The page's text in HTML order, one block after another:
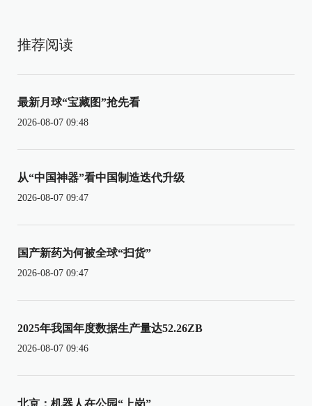
推荐阅读
最新月球“宝藏图”抢先看
2026-08-07 09:48
从“中国神器”看中国制造迭代升级
2026-08-07 09:47
国产新药为何被全球“扫货”
2026-08-07 09:47
2025年我国年度数据生产量达52.26ZB
2026-08-07 09:46
北京：机器人在公园“上岗”